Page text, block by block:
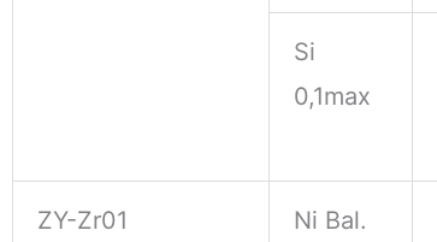
Si
0,1max
ZY-Zr01 Ni Bal.